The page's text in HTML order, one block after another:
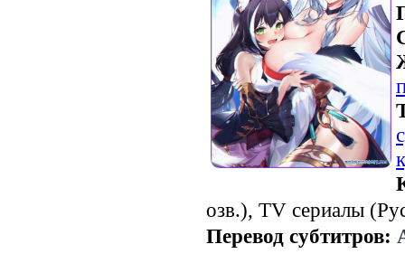
озв.), TV сериалы
Перевод субтитров: